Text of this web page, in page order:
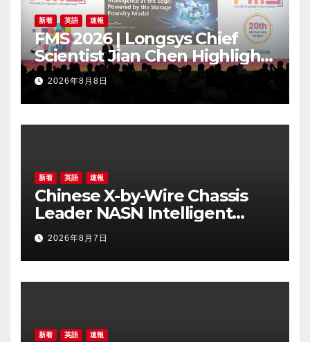
新着 英語 速報
FMS 2026 | Longsys Chief
Scientist Jian Chen Highlights
the Storage Foundry Model
for Edge AI
2026年8月8日
新着 英語 速報
Chinese X-by-Wire Chassis
Leader NASN Intelligent
Tech Lists on Hong Kong
Stock Exchange
2026年8月7日
新着 英語 速報